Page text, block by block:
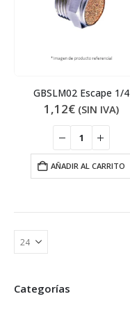
GBSLM02 Escape 1/4
1,12€ (SIN IVA)
AÑADIR AL CARRITO
Categorías